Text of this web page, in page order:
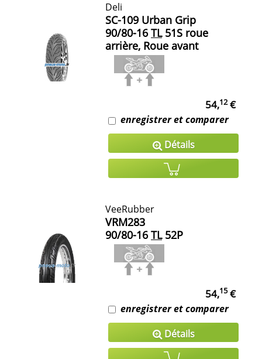
Deli
SC-109 Urban Grip
90/80-16 TL51S roue
arrière, Roue avant
54,12€
enregistrer et comparer
Détails
VeeRubber
VRM283
90/80-16 TL52P
54,15€
enregistrer et comparer
Détails